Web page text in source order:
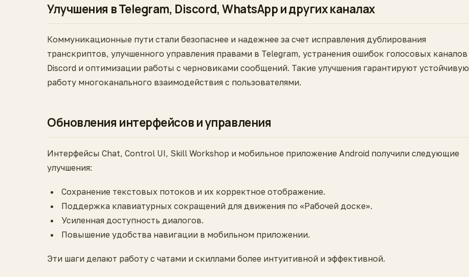
Улучшения в Telegram, Discord, WhatsApp и других каналах
Коммуникационные пути стали безопаснее и надежнее за счет исправления дублирования
транскриптов, улучшенного управления правами в Telegram, устранения ошибок голосовых каналов
Discord и оптимизации работы с черновиками сообщений. Такие улучшения гарантируют устойчивую
работу многоканального взаимодействия с пользователями.
Обновления интерфейсов и управления
Интерфейсы Chat, Control UI, Skill Workshop и мобильное приложение Android получили следующие
улучшения:
Сохранение текстовых потоков и их корректное отображение.
Поддержка клавиатурных сокращений для движения по «Рабочей доске».
Усиленная доступность диалогов.
Повышение удобства навигации в мобильном приложении.
Эти шаги делают работу с чатами и скиллами более интуитивной и эффективной.